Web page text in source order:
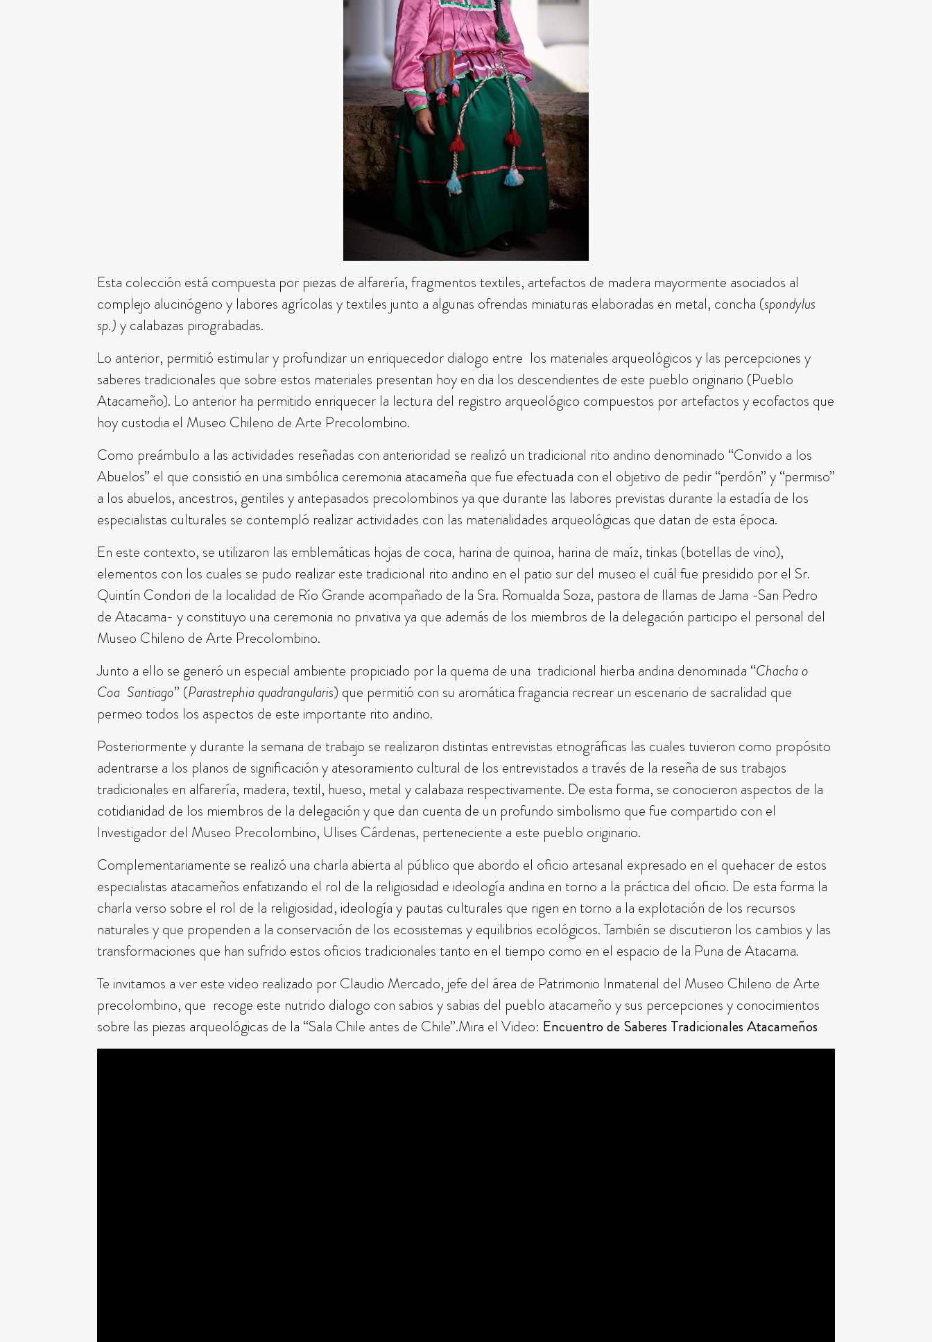
Esta colección está compuesta por piezas de alfarería, fragmentos textiles, artefactos de madera mayormente asociados al
complejo alucinógeno y labores agrícolas y textiles junto a algunas ofrendas miniaturas elaboradas en metal, concha (spondylus
sp.) y calabazas pirograbadas.
Lo anterior, permitió estimular y profundizar un enriquecedor dialogo entre los materiales arqueológicos y las percepciones y
saberes tradicionales que sobre estos materiales presentan hoy en dia los descendientes de este pueblo originario (Pueblo
Atacameño). Lo anterior ha permitido enriquecer la lectura del registro arqueológico compuestos por artefactos y ecofactos que
hoy custodia el Museo Chileno de Arte Precolombino.
Como preámbulo a las actividades reseñadas con anterioridad se realizó un tradicional rito andino denominado “Convido a los
Abuelos” el que consistió en una simbólica ceremonia atacameña que fue efectuada con el objetivo de pedir “perdón” y “permiso”
a los abuelos, ancestros, gentiles y antepasados precolombinos ya que durante las labores previstas durante la estadía de los
especialistas culturales se contempló realizar actividades con las materialidades arqueológicas que datan de esta época.
En este contexto, se utilizaron las emblemáticas hojas de coca, harina de quinoa, harina de maíz, tinkas (botellas de vino),
elementos con los cuales se pudo realizar este tradicional rito andino en el patio sur del museo el cuál fue presidido por el Sr.
Quintín Condori de la localidad de Río Grande acompañado de la Sra. Romualda Soza, pastora de llamas de Jama -San Pedro
de Atacama- y constituyo una ceremonia no privativa ya que además de los miembros de la delegación participo el personal del
Museo Chileno de Arte Precolombino.
Junto a ello se generó un especial ambiente propiciado por la quema de una tradicional hierba andina denominada “Chacha o
Coa Santiago” (Parastrephia quadrangularis) que permitió con su aromática fragancia recrear un escenario de sacralidad que
permeo todos los aspectos de este importante rito andino.
Posteriormente y durante la semana de trabajo se realizaron distintas entrevistas etnográficas las cuales tuvieron como propósito
adentrarse a los planos de significación y atesoramiento cultural de los entrevistados a través de la reseña de sus trabajos
tradicionales en alfarería, madera, textil, hueso, metal y calabaza respectivamente. De esta forma, se conocieron aspectos de la
cotidianidad de los miembros de la delegación y que dan cuenta de un profundo simbolismo que fue compartido con el
Investigador del Museo Precolombino, Ulises Cárdenas, perteneciente a este pueblo originario.
Complementariamente se realizó una charla abierta al público que abordo el oficio artesanal expresado en el quehacer de estos
especialistas atacameños enfatizando el rol de la religiosidad e ideología andina en torno a la práctica del oficio. De esta forma la
charla verso sobre el rol de la religiosidad, ideología y pautas culturales que rigen en torno a la explotación de los recursos
naturales y que propenden a la conservación de los ecosistemas y equilibrios ecológicos. También se discutieron los cambios y las
transformaciones que han sufrido estos oficios tradicionales tanto en el tiempo como en el espacio de la Puna de Atacama.
Te invitamos a ver este video realizado por Claudio Mercado, jefe del área de Patrimonio Inmaterial del Museo Chileno de Arte
precolombino, que recoge este nutrido dialogo con sabios y sabias del pueblo atacameño y sus percepciones y conocimientos
sobre las piezas arqueológicas de la “Sala Chile antes de Chile”.Mira el Video: Encuentro de Saberes Tradicionales Atacameños